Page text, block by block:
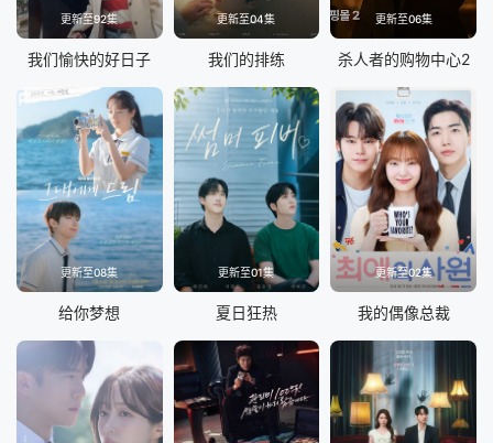
更新至92集
我们愉快的好日子
更新至04集
我们的排练
更新至06集
杀人者的购物中心2
更新至08集
给你梦想
更新至01集
夏日狂热
更新至02集
我的偶像总裁